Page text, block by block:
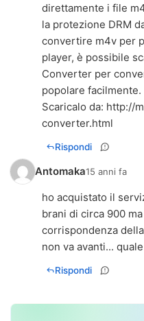
direttamente i file
la protezione DRM
convertire m4v per
player, è possibile
Converter per
popolare facilmente.
Scaricalo da: http://
converter.html
Rispondi
Antomaka15 anni fa
ho acquistato il
brani di circa 900
corrispondenza
non va avanti...
Rispondi